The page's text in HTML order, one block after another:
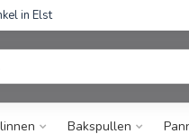
in Elst
Bakspullen